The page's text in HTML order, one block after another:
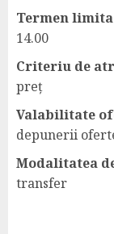
Termen
14.00
Criteriu de
preț
Valabilitate
depunerii
Modalitatea
transfer